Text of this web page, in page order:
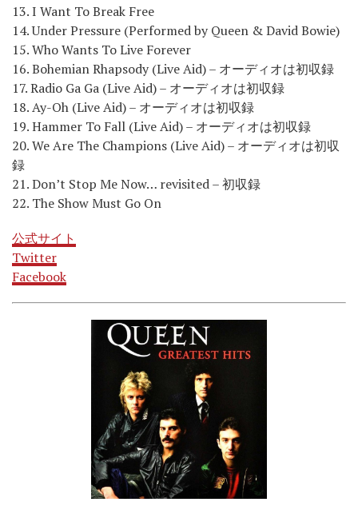
13. I Want To Break Free
14. Under Pressure (Performed by Queen & David Bowie)
15. Who Wants To Live Forever
16. Bohemian Rhapsody (Live Aid) – オーディオは初収録
17. Radio Ga Ga (Live Aid) – オーディオは初収録
18. Ay-Oh (Live Aid) – オーディオは初収録
19. Hammer To Fall (Live Aid) – オーディオは初収録
20. We Are The Champions (Live Aid) – オーディオは初収
録
21. Don’t Stop Me Now… revisited – 初収録
22. The Show Must Go On
公式サイト
Twitter
Facebook